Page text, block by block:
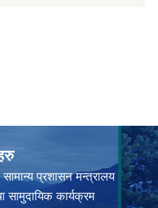
प्रशासन मन्त्रालय
सामुदायिक कार्यक्रम